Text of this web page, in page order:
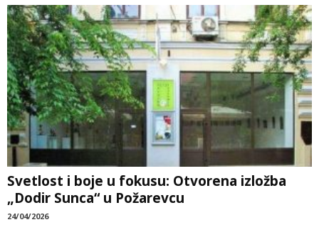
Svetlost i boje u fokusu: Otvorena izložba
„Dodir Sunca“ u Požarevcu
24/04/2026